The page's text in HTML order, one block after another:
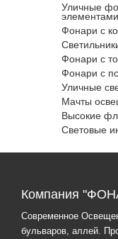
Уличные
Фонари с
Фонари с
Фонари с
Уличные
Мачты
Высокие
Световые
Компания
Современное
бульваров, аллей.